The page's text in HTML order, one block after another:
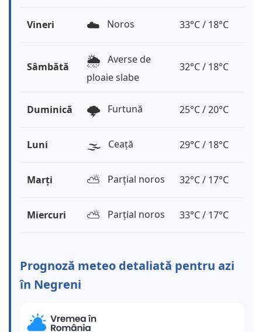
Vineri ☁️ Noros 33°C / 18°C
Sâmbătă 🌦️ Averse de
ploaie slabe
32°C / 18°C
Duminică 🌩️ Furtună 25°C / 20°C
Luni 🌫️ Ceață 29°C / 18°C
Marți ⛅️ Parțial noros 32°C / 17°C
Miercuri ⛅️ Parțial noros 33°C / 17°C
Prognoză meteo detaliată pentru azi
în Negreni